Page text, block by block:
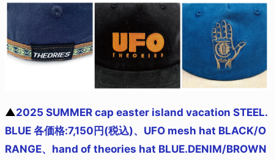
▲2025 SUMMER cap easter island vacation STEEL.
BLUE 各価格:7,150円(税込)、UFO mesh hat BLACK/O
RANGE、hand of theories hat BLUE.DENIM/BROWN